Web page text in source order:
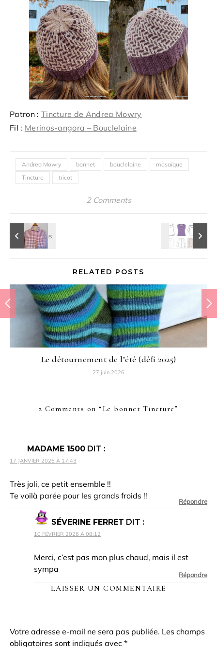
Patron : Tincture de Andrea Mowry
Fil : Merinos-angora – Bouclelaine
Andrea Mowry bonnet bouclelaine
mosaïque
Tincture
tricot
2 Comments
RELATED POSTS
Le détournement de l’été (défi 2025)
27 juin 2026
2 Comments on “ Le bonnet Tincture ”
MADAME 1500 DIT :
17 JANVIER 2026 À 17:43
Très joli, ce petit ensemble !!
Te voilà parée pour les grands froids !!
Répondre
SÉVERINE FERRET DIT :
10 FÉVRIER 2026 À 08:12
Merci, c’est pas mon plus chaud, mais il est
sympa
Répondre
LAISSER UN COMMENTAIRE
Votre adresse e-mail ne sera pas publiée. Les champs
obligatoires sont indiqués avec *